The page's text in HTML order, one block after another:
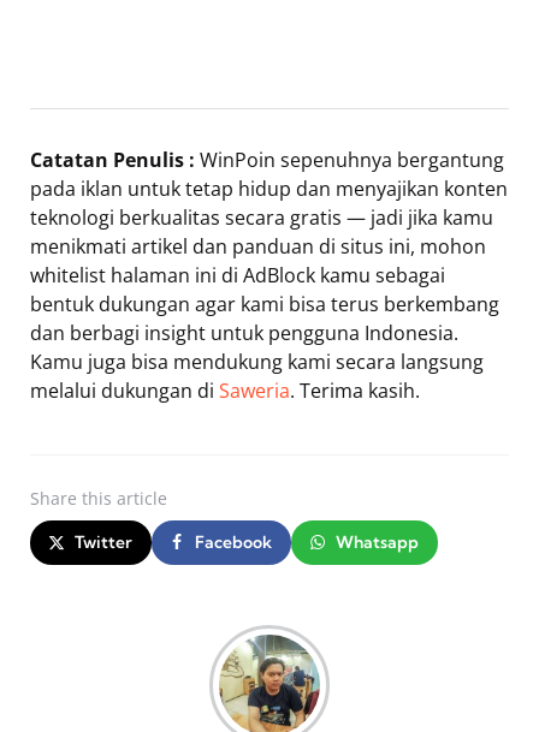
Catatan Penulis : WinPoin sepenuhnya bergantung
pada iklan untuk tetap hidup dan menyajikan konten
teknologi berkualitas secara gratis — jadi jika kamu
menikmati artikel dan panduan di situs ini, mohon
whitelist halaman ini di AdBlock kamu sebagai
bentuk dukungan agar kami bisa terus berkembang
dan berbagi insight untuk pengguna Indonesia.
Kamu juga bisa mendukung kami secara langsung
melalui dukungan di Saweria. Terima kasih.
Share this article
Twitter Facebook Whatsapp